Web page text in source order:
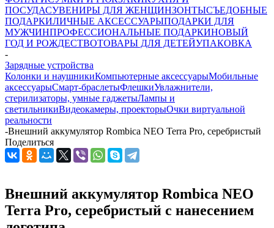
ПОСУДАСУВЕНИРЫ ДЛЯ ЖЕНЩИНЗОНТЫСЪЕДОБНЫЕ
ПОДАРКИЛИЧНЫЕ АКСЕССУАРЫПОДАРКИ ДЛЯ
МУЖЧИНПРОФЕССИОНАЛЬНЫЕ ПОДАРКИНОВЫЙ
ГОД И РОЖДЕСТВОТОВАРЫ ДЛЯ ДЕТЕЙУПАКОВКА
-
Зарядные устройства
Колонки и наушникиКомпьютерные аксессуарыМобильные
аксессуарыСмарт-браслетыФлешкиУвлажнители,
стерилизаторы, умные гаджетыЛампы и
светильникиВидеокамеры, проекторыОчки виртуальной
реальности
-Внешний аккумулятор Rombica NEO Terra Pro, серебристый
Поделиться
Внешний аккумулятор Rombica NEO
Terra Pro, серебристый с нанесением